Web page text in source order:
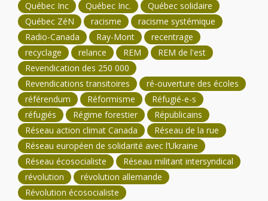
Québec Inc
Québec Inc.
Québec solidaire
Québec ZéN
racisme
racisme systémique
Radio-Canada
Ray-Mont
recentrage
recyclage
relance REM
REM de l'est
Revendication des 250 000
Revendications transitoires
ré-ouverture des écoles
référendum
Réformisme
Réfugié-e-s
réfugiés
Régime forestier
Républicains
Réseau action climat Canada
Réseau de la rue
Réseau européen de solidarité avec l’Ukraine
Réseau écosocialiste
Réseau militant intersyndical
révolution
révolution allemande
Révolution écosocialiste